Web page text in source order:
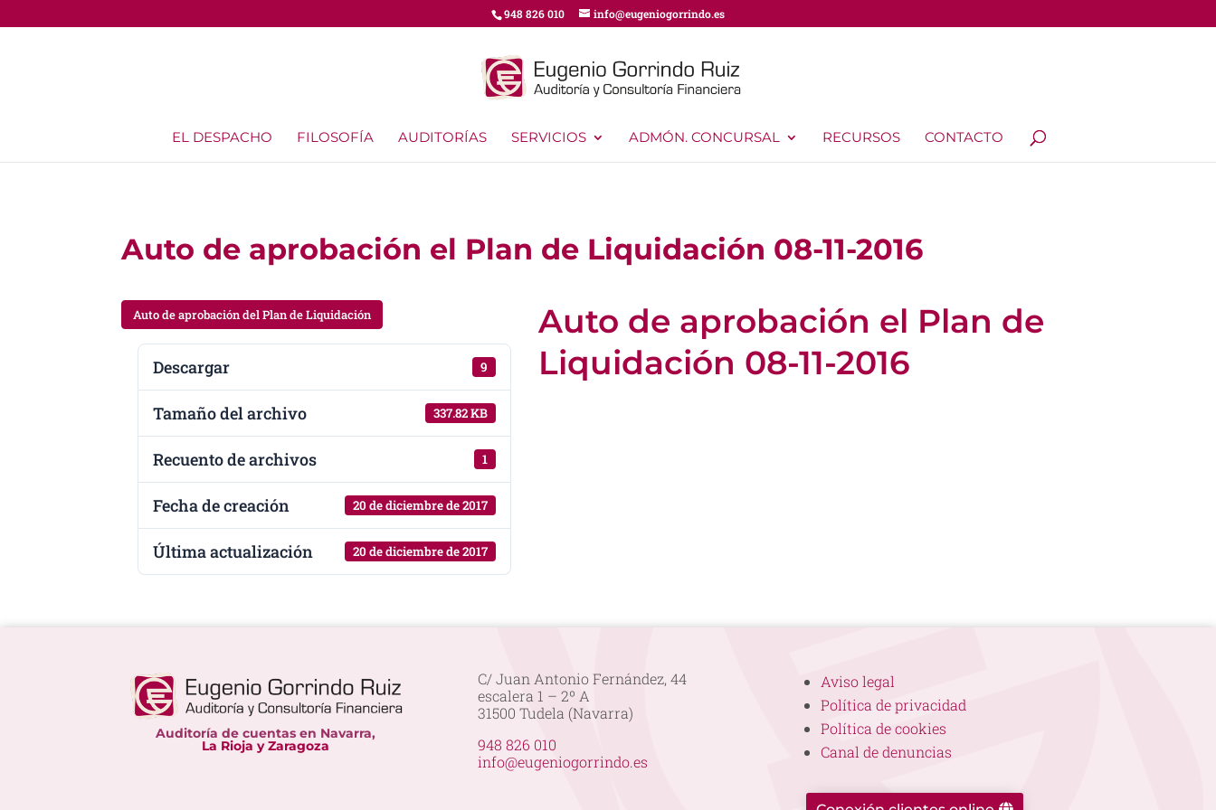
948 826 010 info@eugeniogorrindo.es
EL DESPACHO FILOSOFÍA AUDITORÍAS SERVICIOS ADMÓN. CONCURSAL RECURSOS CONTACTO
Auto de aprobación el Plan de Liquidación 08-11-2016
Auto de aprobación del Plan de Liquidación
Descargar 9
Tamaño del archivo 337.82 KB
Recuento de archivos 1
Fecha de creación 20 de diciembre de 2017
Última actualización 20 de diciembre de 2017
Auto de aprobación el Plan de
Liquidación 08-11-2016
Auditoría de cuentas en Navarra,
La Rioja y Zaragoza
C/ Juan Antonio Fernández, 44
escalera 1 – 2º A
31500 Tudela (Navarra)
948 826 010
info@eugeniogorrindo.es
Aviso legal
Política de privacidad
Política de cookies
Canal de denuncias